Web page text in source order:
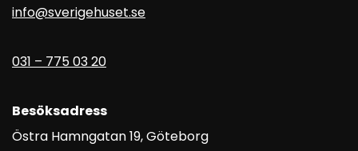
info@sverigehuset.se
031 – 775 03 20
Besöksadress
Östra Hamngatan 19, Göteborg